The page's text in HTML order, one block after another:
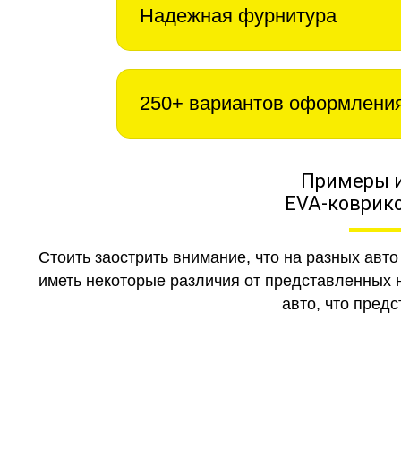
Надежная фурнитура
250+ вариантов
Примеры
EVA-
Стоить заострить внимание, что на разных
иметь некоторые различия от
авто, что